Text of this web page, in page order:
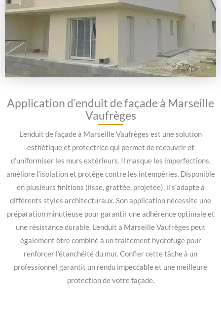
Application d’enduit de façade à Marseille
Vaufrèges
L’enduit de façade à Marseille Vaufrèges est une solution
esthétique et protectrice qui permet de recouvrir et
d’uniformiser les murs extérieurs. Il masque les imperfections,
améliore l’isolation et protège contre les intempéries. Disponible
en plusieurs finitions (lisse, grattée, projetée), il s’adapte à
différents styles architecturaux. Son application nécessite une
préparation minutieuse pour garantir une adhérence optimale et
une résistance durable. L’enduit à Marseille Vaufrèges peut
également être combiné à un traitement hydrofuge pour
renforcer l’étanchéité du mur. Confier cette tâche à un
professionnel garantit un rendu impeccable et une meilleure
protection de votre façade.